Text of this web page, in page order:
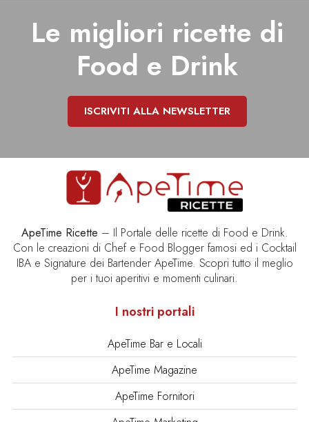
Le migliori ricette di
Food e Drink
ISCRIVITI ALLA NEWSLETTER
ApeTime Ricette – Il Portale delle ricette di Food e Drink.
Con le creazioni di Chef e Food Blogger famosi ed i Cocktail
IBA e Signature dei Bartender ApeTime. Scopri tutto il meglio
per i tuoi aperitivi e momenti culinari.
I nostri portali
ApeTime Bar e Locali
ApeTime Magazine
ApeTime Fornitori